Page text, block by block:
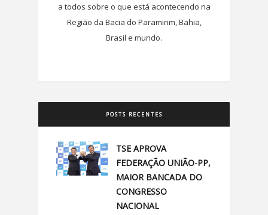
a todos sobre o que está acontecendo na
Região da Bacia do Paramirim, Bahia,
Brasil e mundo.
POSTS RECENTES
TSE APROVA
FEDERAÇÃO UNIÃO-PP,
MAIOR BANCADA DO
CONGRESSO
NACIONAL